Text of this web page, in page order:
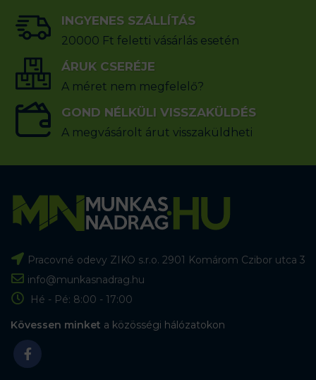
INGYENES SZÁLLÍTÁS
20000 Ft feletti vásárlás esetén
ÁRUK CSERÉJE
A méret nem megfelelő?
GOND NÉLKÜLI VISSZAKÜLDÉS
A megvásárolt árut visszaküldheti
Pracovné odevy ZIKO s.r.o. 2901 Komárom Czibor utca 3
info@munkasnadrag.hu
Hé - Pé: 8:00 - 17:00
Kövessen minket a közösségi hálózatokon